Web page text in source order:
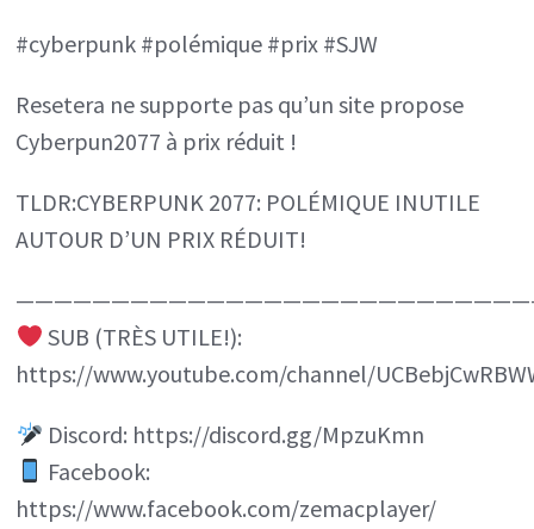
#cyberpunk #polémique #prix #SJW
Resetera ne supporte pas qu’un site propose
Cyberpun2077 à prix réduit !
TLDR:CYBERPUNK 2077: POLÉMIQUE INUTILE
AUTOUR D’UN PRIX RÉDUIT!
SUB (TRÈS UTILE!):
https://www.youtube.com/channel/
Discord: https://discord.gg/MpzuKmn
Facebook:
https://www.facebook.com/zemacplayer/